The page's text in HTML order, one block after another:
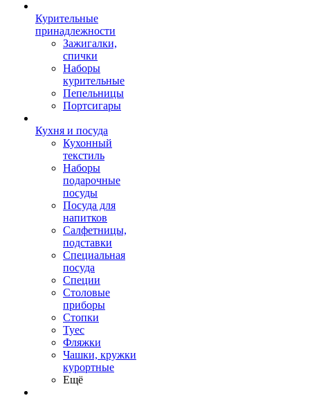
Курительные
принадлежности
Зажигалки,
спички
Наборы
курительные
Пепельницы
Портсигары
Кухня и посуда
Кухонный
текстиль
Наборы
подарочные
посуды
Посуда для
напитков
Салфетницы,
подставки
Специальная
посуда
Специи
Столовые
приборы
Стопки
Туес
Фляжки
Чашки, кружки
курортные
Ещё